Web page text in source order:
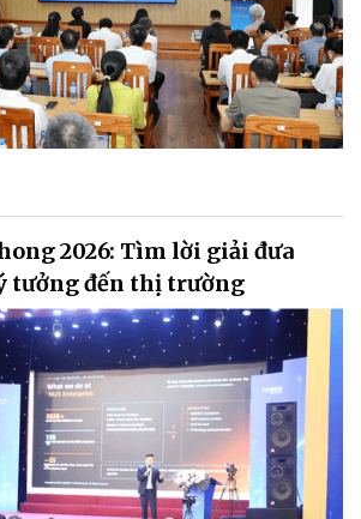
2026: Tìm lời giải đưa
tưởng đến thị trường